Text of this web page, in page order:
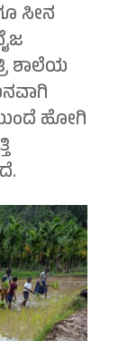
ಸೀನ
ಶಾಲೆಯ
ಹೋಗಿ